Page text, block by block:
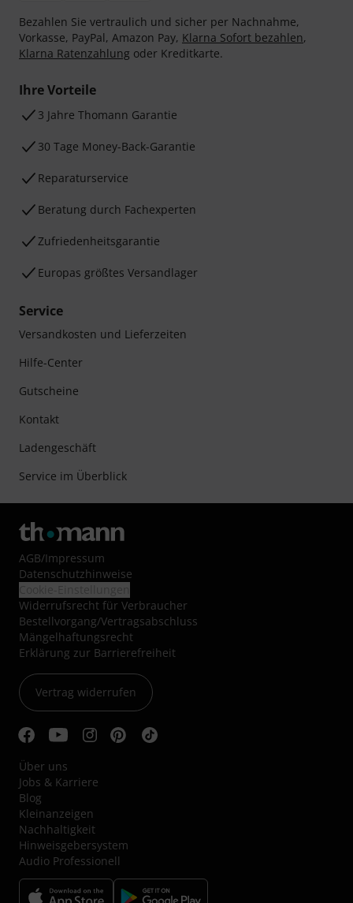
Bezahlen Sie vertraulich und sicher per Nachnahme,
Vorkasse, PayPal, Amazon Pay, Klarna Sofort bezahlen,
Klarna Ratenzahlung oder Kreditkarte.
Ihre Vorteile
3 Jahre Thomann Garantie
30 Tage Money-Back-Garantie
Reparaturservice
Beratung durch Fachexperten
Zufriedenheitsgarantie
Europas größtes Versandlager
Service
Versandkosten und Lieferzeiten
Hilfe-Center
Gutscheine
Kontakt
Ladengeschäft
Service im Überblick
AGB/Impressum
Datenschutzhinweise
Widerrufsrecht für Verbraucher
Bestellvorgang/Vertragsabschluss
Mängelhaftungsrecht
Erklärung zur Barrierefreiheit
Vertrag widerrufen
Über uns
Jobs & Karriere
Blog
Kleinanzeigen
Nachhaltigkeit
Hinweisgebersystem
Audio Professionell